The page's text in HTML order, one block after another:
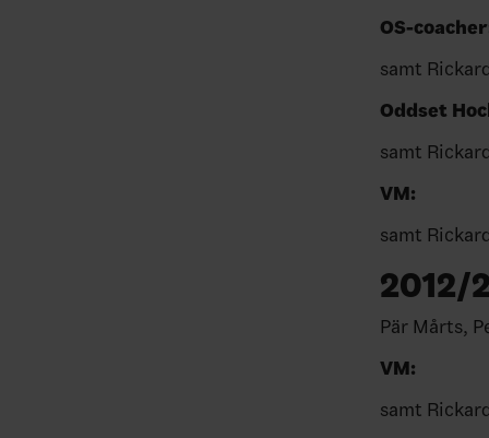
OS-
samt
Oddset
samt
samt
2012/
Pär Mårts,
samt